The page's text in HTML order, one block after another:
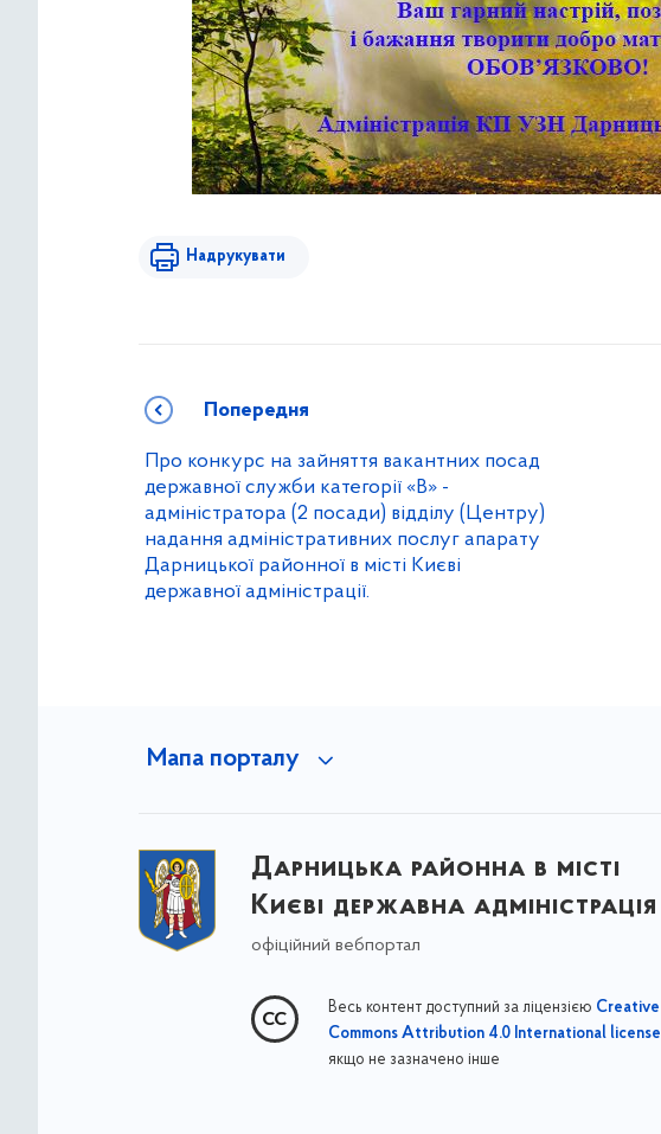
Надрукувати
Попередня
Про конкурс на зайняття вакантних посад
державної служби категорії «В» -
адміністратора (2 посади) відділу (Центру)
надання адміністративних послуг апарату
Дарницької районної в місті Києві
державної адміністрації.
Мапа порталу
Дарницька районна в місті
Києві державна адміністрація
офіційний вебпортал
Весь контент доступний за ліцензією Creative
Commons Attribution 4.0 International license
якщо не зазначено інше